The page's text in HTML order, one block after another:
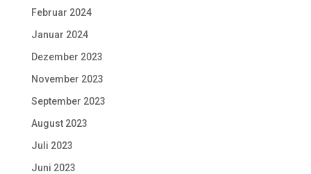
Februar 2024
Januar 2024
Dezember 2023
November 2023
September 2023
August 2023
Juli 2023
Juni 2023